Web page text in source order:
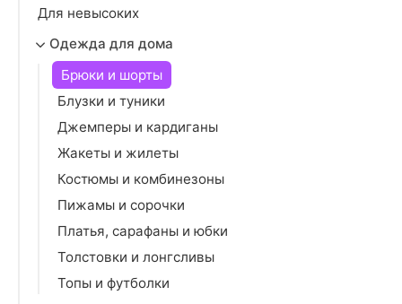
Для невысоких
Одежда для дома
Брюки и шорты
Блузки и туники
Джемперы и кардиганы
Жакеты и жилеты
Костюмы и комбинезоны
Пижамы и сорочки
Платья, сарафаны и юбки
Толстовки и лонгсливы
Топы и футболки